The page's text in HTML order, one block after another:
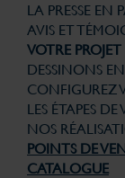
LA PRESSE EN
AVIS ET
VOTRE PROJET
DESSINONS
CONFIGUREZ
LES ÉTAPES DE
NOS
POINTS DE
CATALOGUE